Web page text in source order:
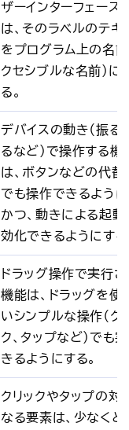
ザーインターフェース
は、そのラベルのテキ
をプログラム上の名前
クセシブルな名前）に
る。
デバイスの動き（振る
るなど）で操作する機
は、ボタンなどの代替
でも操作できるように
かつ、動きによる起動
効化できるようにする
ドラッグ操作で実行
機能は、ドラッグを使
いシンプルな操作（ク
ク、タップなど）でも
きるようにする。
クリックやタップの対
なる要素は、少なくと